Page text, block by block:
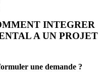
INTEGRER
A UN PROJET
une demande ?